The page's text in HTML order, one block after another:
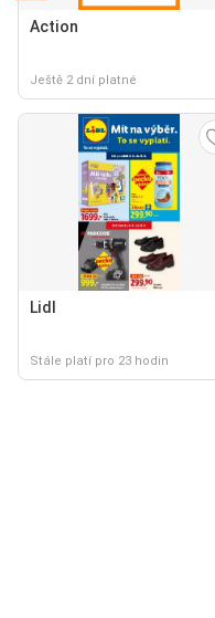
Action
Ještě 2 dní platné
Lidl
Stále platí pro 23 hodin